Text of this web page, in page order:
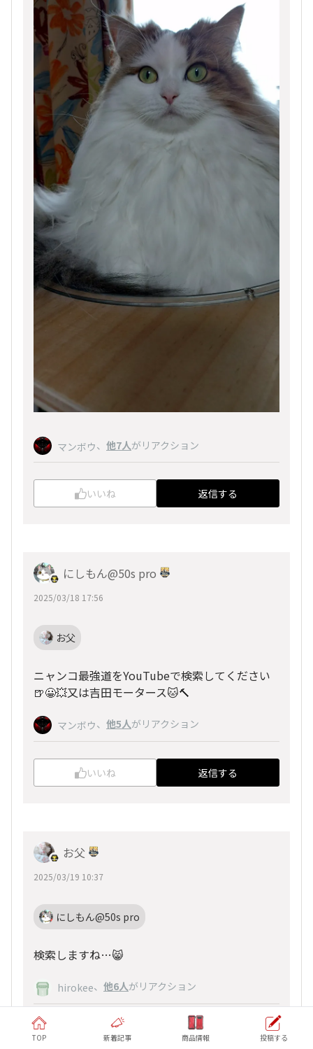
マンボウ、 他7人がリアクション
いいね 返信する
にしもん@50s pro
2025/03/18 17:56
お父
ニャンコ最強道をYouTubeで検索してください
🍺😀💥又は吉田モータース🐱🔨
マンボウ、 他5人がリアクション
いいね 返信する
お父
2025/03/19 10:37
にしもん@50s pro
検索しますね…😸
hirokee、 他6人がリアクション
いいね 返信する
TOP 新着記事 商品情報 投稿する